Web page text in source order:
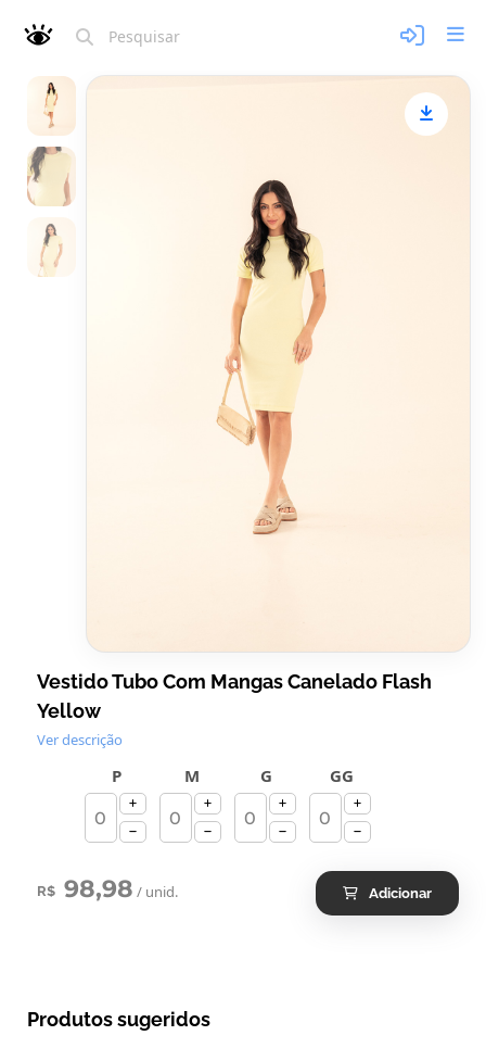
Vestido Tubo Com Mangas Canelado Flash
Yellow
Ver descrição
P M G GG
R$ 98,98 / unid. Adicionar
Produtos sugeridos